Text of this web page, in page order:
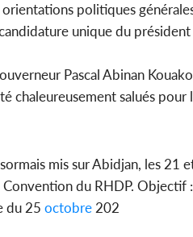
politiques
unique du
Pascal Abinan
chaleureusement salués
mis sur Abidjan, les
Convention du RHDP.
du 25 octobre202